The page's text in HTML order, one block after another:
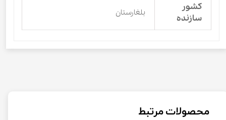
کشور
سازنده
بلغارستان
محصولات مرتبط